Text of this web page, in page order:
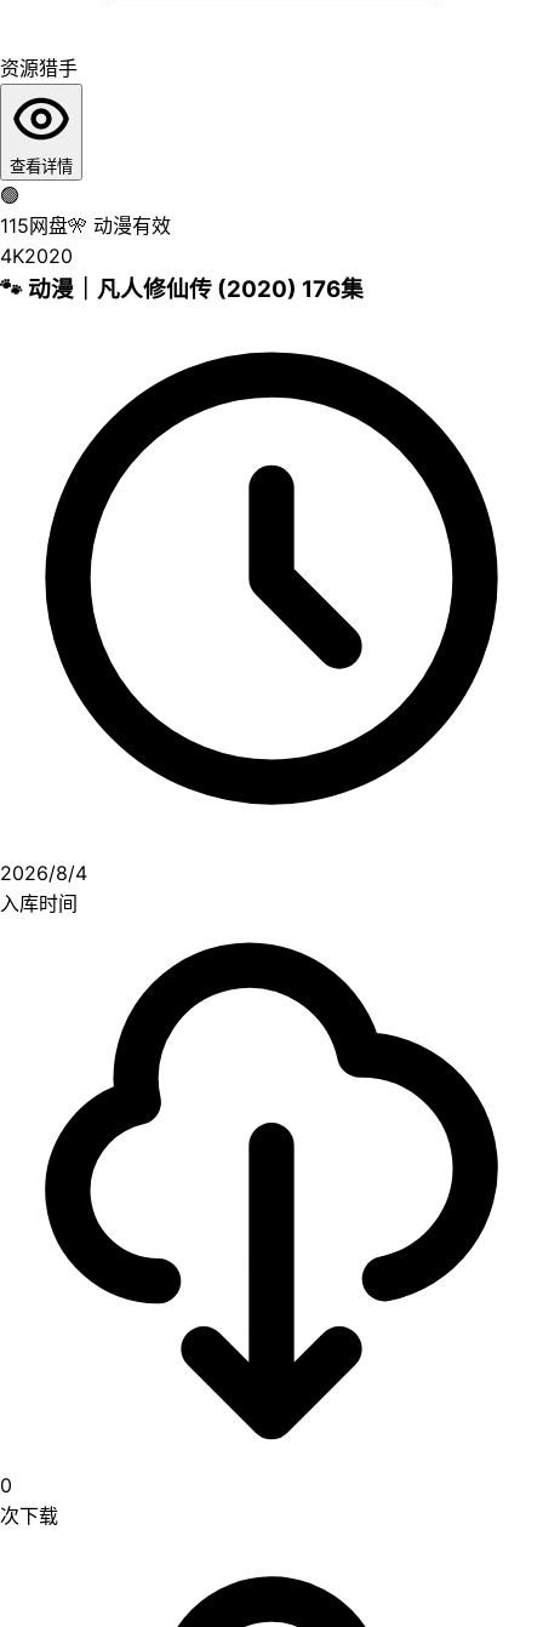
资源猎手
查看详情
🟢
115网盘🎌 动漫有效
4K2020
🐾 动漫｜凡人修仙传 (2020) 176集
2026/8/4
入库时间
0
次下载